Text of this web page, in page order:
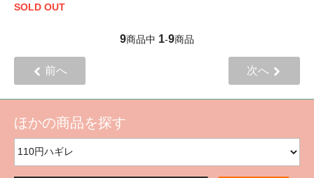
SOLD OUT
9商品中 1-9商品
前へ 次へ
ほかの商品を探す